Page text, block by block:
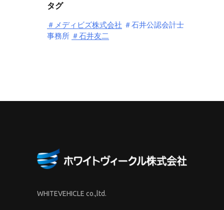
タグ
＃メディビズ株式会社 ＃石井公認会計士
事務所 ＃石井友二
WHITEVEHICLE co.,ltd.